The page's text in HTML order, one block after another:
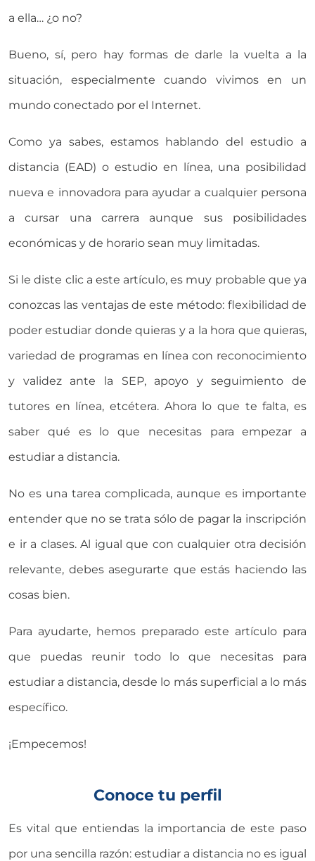
a ella… ¿o no?
Bueno, sí, pero hay formas de darle la vuelta a la
situación, especialmente cuando vivimos en un
mundo conectado por el Internet.
Como ya sabes, estamos hablando del estudio a
distancia (EAD) o estudio en línea, una posibilidad
nueva e innovadora para ayudar a cualquier persona
a cursar una carrera aunque sus posibilidades
económicas y de horario sean muy limitadas.
Si le diste clic a este artículo, es muy probable que ya
conozcas las ventajas de este método: flexibilidad de
poder estudiar donde quieras y a la hora que quieras,
variedad de programas en línea con reconocimiento
y validez ante la SEP, apoyo y seguimiento de
tutores en línea, etcétera. Ahora lo que te falta, es
saber qué es lo que necesitas para empezar a
estudiar a distancia.
No es una tarea complicada, aunque es importante
entender que no se trata sólo de pagar la inscripción
e ir a clases. Al igual que con cualquier otra decisión
relevante, debes asegurarte que estás haciendo las
cosas bien.
Para ayudarte, hemos preparado este artículo para
que puedas reunir todo lo que necesitas para
estudiar a distancia, desde lo más superficial a lo más
específico.
¡Empecemos!
Conoce tu perfil
Es vital que entiendas la importancia de este paso
por una sencilla razón: estudiar a distancia no es igual